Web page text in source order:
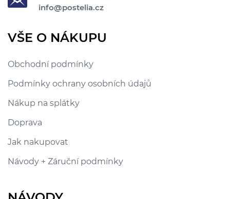
info@postelia.cz
VŠE O NÁKUPU
Obchodní podmínky
Podmínky ochrany osobních údajů
Nákup na splátky
Doprava
Jak nakupovat
Návody + Záruční podmínky